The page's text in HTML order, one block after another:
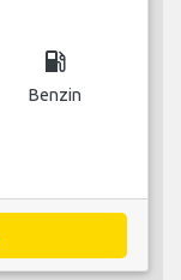
local_gas_station
Benzin